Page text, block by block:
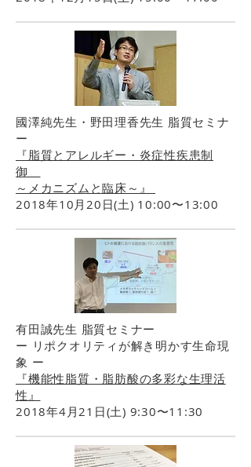
國澤純先生・野田理香先生 脂質セミナ
ー
『脂質とアレルギー・炎症性疾患制
御
～メカニズムと臨床～』
2018年10月20日(土) 10:00〜13:00
有田誠先生 脂質セミナー
ー リポクオリティが解き明かす生命現
象 ー
『機能性脂質・脂肪酸の多彩な生理活
性』
2018年4月21日(土) 9:30〜11:30